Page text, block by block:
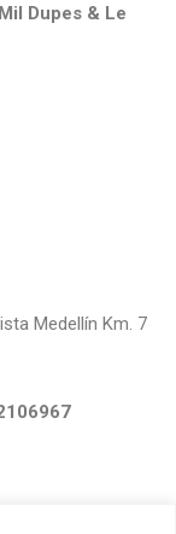
Dupes & Le
Medellín Km. 7